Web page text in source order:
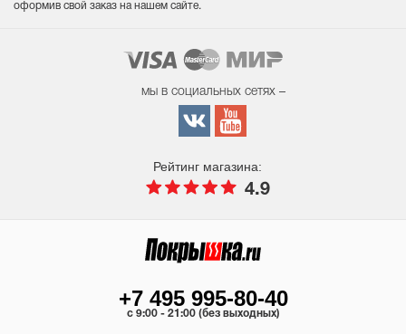
оформив свой заказ на нашем сайте.
мы в социальных сетях –
Рейтинг магазина:
4.9
+7 495 995-80-40
c 9:00 - 21:00 (без выходных)